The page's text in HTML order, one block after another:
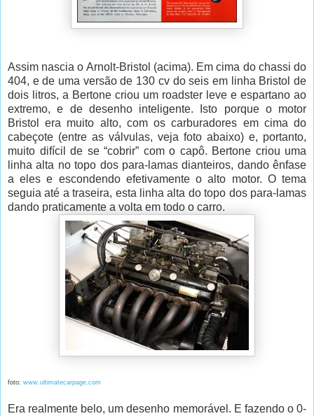
Assim nascia o Arnolt-Bristol (acima). Em cima do chassi do
404, e de uma versão de 130 cv do seis em linha Bristol de
dois litros, a Bertone criou um roadster leve e espartano ao
extremo, e de desenho inteligente. Isto porque o motor
Bristol era muito alto, com os carburadores em cima do
cabeçote (entre as válvulas, veja foto abaixo) e, portanto,
muito difícil de se “cobrir” com o capô. Bertone criou uma
linha alta no topo dos para-lamas dianteiros, dando ênfase
a eles e escondendo efetivamente o alto motor. O tema
seguia até a traseira, esta linha alta do topo dos para-lamas
dando praticamente a volta em todo o carro.
foto: www.ultimatecarpage.com
Era realmente belo, um desenho memorável. E fazendo o 0-